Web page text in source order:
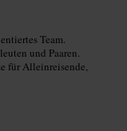
Team.
und Paaren.
für Alleinreisende,